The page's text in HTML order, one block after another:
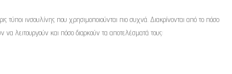
τύποι ινσουλίνης που χρησιμοποιούνται πιο συχνά. Διακρίνονται από το πόσο
να λειτουργούν και πόσο διαρκούν τα αποτελέσματά τους: